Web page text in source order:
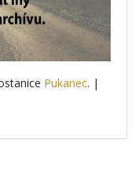
Pukanec. |